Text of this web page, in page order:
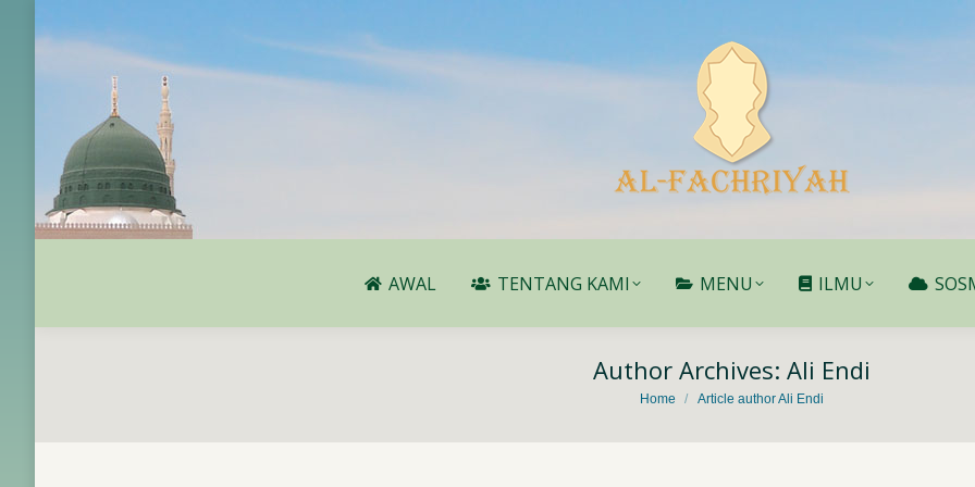
AWAL TENTANG KAMI MENU ILMU
Author Archives: Ali Endi
You are here:
Home Article author Ali Endi
AWAL TENTANG KAMI MENU